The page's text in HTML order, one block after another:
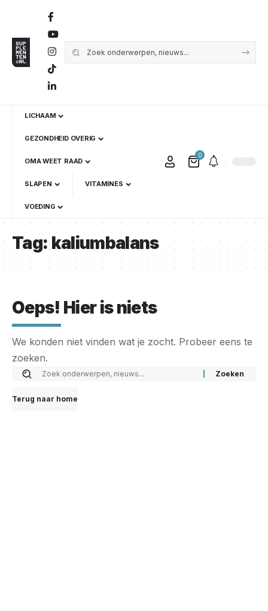
LICHAAM
GEZONDHEID OVERIG
OMA WEET RAAD
SLAPEN VITAMINES
VOEDING
0
Tag:kaliumbalans
Oeps! Hier is niets
We konden niet vinden wat je zocht. Probeer eens te
zoeken.
Terug naar home